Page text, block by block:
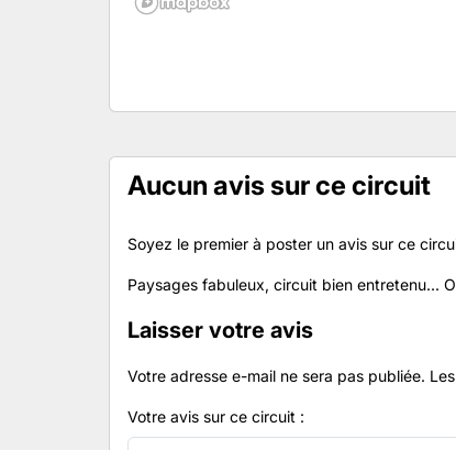
Aucun avis sur ce circuit
Soyez le premier à poster un avis sur ce
Paysages fabuleux, circuit bien entretenu...
Laisser votre avis
Votre adresse e-mail ne sera pas publiée.
Votre avis sur ce circuit :